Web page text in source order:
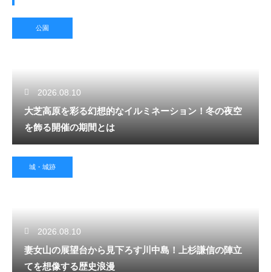
公園
2026.08.10
大芝高原を彩る幻想的なイルミネーション！冬の夜空
を飾る開催の期間とは
城・城跡
2026.08.10
妻女山の展望台から見下ろす川中島！上杉謙信の陣立
てを想像する歴史浪漫